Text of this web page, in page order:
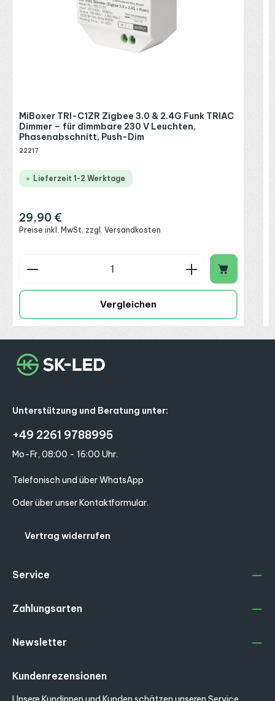
MiBoxer TRI-C1ZR Zigbee 3.0 & 2.4G Funk TRIAC
Dimmer – für dimmbare 230 V Leuchten,
Phasenabschnitt, Push-Dim
22217
Lieferzeit 1-2 Werktage
Regulärer Preis:
29,90 €
Preise inkl. MwSt. zzgl. Versandkosten
Produkt Anzahl: Gib den gewünschten Wert
Vergleichen
Unterstützung und Beratung unter:
+49 2261 9788995
Mo-Fr, 08:00 - 16:00 Uhr.
Telefonisch und über WhatsApp
Oder über unserKontaktformular.
Vertrag widerrufen
Service
Zahlungsarten
Kundenrezensionen
Newsletter